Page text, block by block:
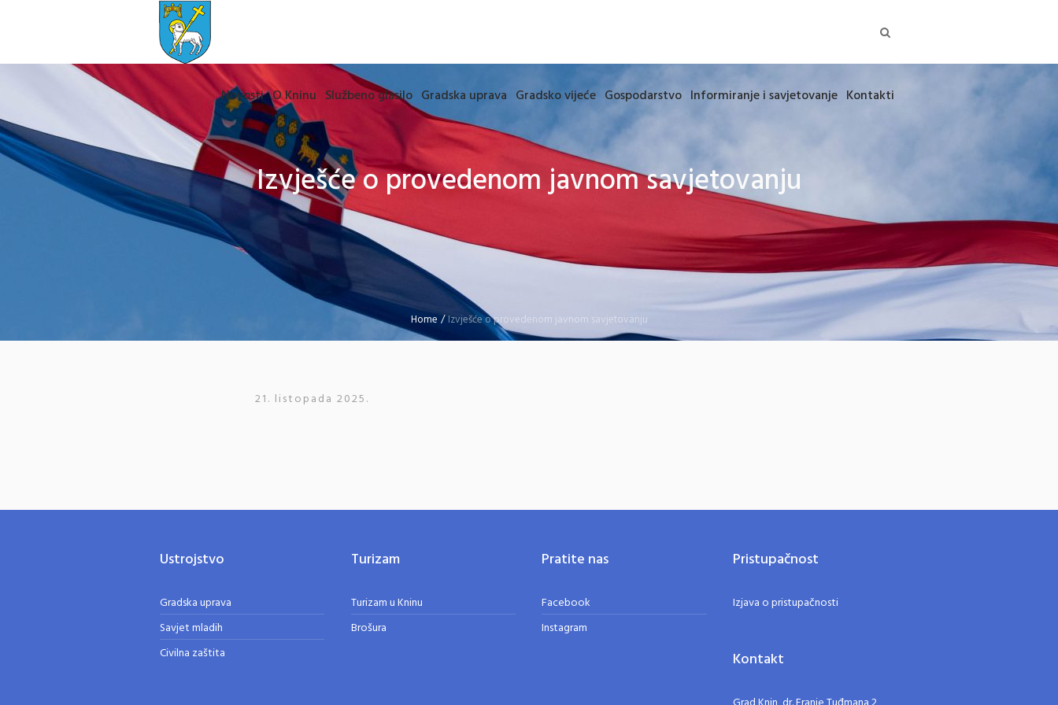
Novosti O Kninu Službeno glasilo Gradska uprava Gradsko vijeće Gospodarstvo Informiranje i savjetovanje Kontakti
Izvješće o provedenom javnom savjetovanju
Home /Izvješće o provedenom javnom savjetovanju
21. listopada 2025.
Ustrojstvo
Gradska uprava
Savjet mladih
Civilna zaštita
Turizam
Turizam u Kninu
Brošura
Pratite nas
Facebook
Instagram
Pristupačnost
Izjava o pristupačnosti
Kontakt